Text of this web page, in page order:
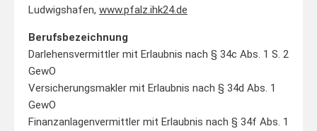
Ludwigshafen, www.pfalz.ihk24.de
Berufsbezeichnung
Darlehensvermittler mit Erlaubnis nach § 34c Abs. 1 S. 2
GewO
Versicherungsmakler mit Erlaubnis nach § 34d Abs. 1
GewO
Finanzanlagenvermittler mit Erlaubnis nach § 34f Abs. 1